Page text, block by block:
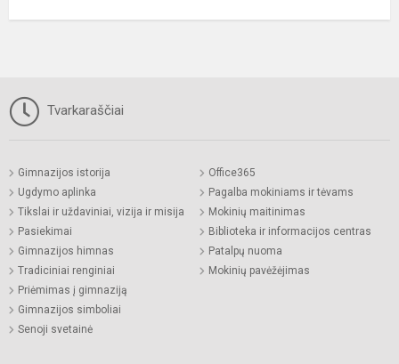
Tvarkaraščiai
Gimnazijos istorija
Ugdymo aplinka
Tikslai ir uždaviniai, vizija ir misija
Pasiekimai
Gimnazijos himnas
Tradiciniai renginiai
Priėmimas į gimnaziją
Gimnazijos simboliai
Senoji svetainė
Office365
Pagalba mokiniams ir tėvams
Mokinių maitinimas
Biblioteka ir informacijos centras
Patalpų nuoma
Mokinių pavėžėjimas